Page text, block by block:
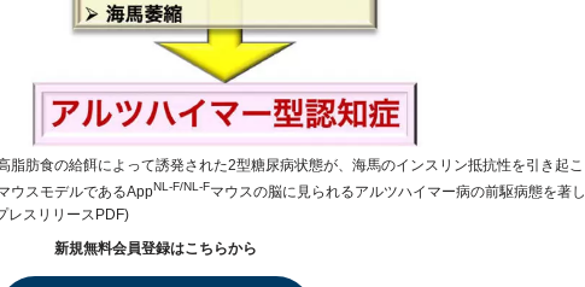
脂肪食の給餌によって誘発された2型糖尿病状態が、海馬のインスリン抵抗性を引き起こ
ウスモデルであるAppNL-F/NL-Fマウスの脳に見られるアルツハイマー病の前駆病態を著し
レスリリースPDF)
新規無料会員登録はこちらから